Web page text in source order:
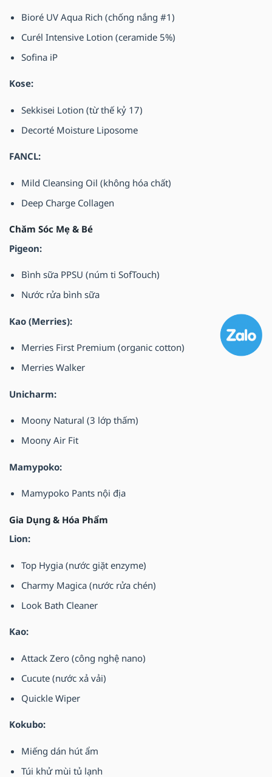
Bioré UV Aqua Rich (chống nắng #1)
Curél Intensive Lotion (ceramide 5%)
Sofina iP
Kose:
Sekkisei Lotion (từ thế kỷ 17)
Decorté Moisture Liposome
FANCL:
Mild Cleansing Oil (không hóa chất)
Deep Charge Collagen
Chăm Sóc Mẹ & Bé
Pigeon:
Bình sữa PPSU (núm ti SofTouch)
Nước rửa bình sữa
Kao (Merries):
Merries First Premium (organic cotton)
Merries Walker
Unicharm:
Moony Natural (3 lớp thấm)
Moony Air Fit
Mamypoko:
Mamypoko Pants nội địa
Gia Dụng & Hóa Phẩm
Lion:
Top Hygia (nước giặt enzyme)
Charmy Magica (nước rửa chén)
Look Bath Cleaner
Kao:
Attack Zero (công nghệ nano)
Cucute (nước xả vải)
Quickle Wiper
Kokubo:
Miếng dán hút ẩm
Túi khử mùi tủ lạnh